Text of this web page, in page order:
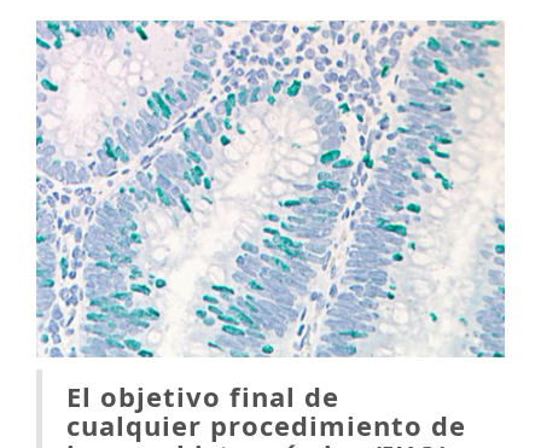
El objetivo final de
cualquier procedimiento de